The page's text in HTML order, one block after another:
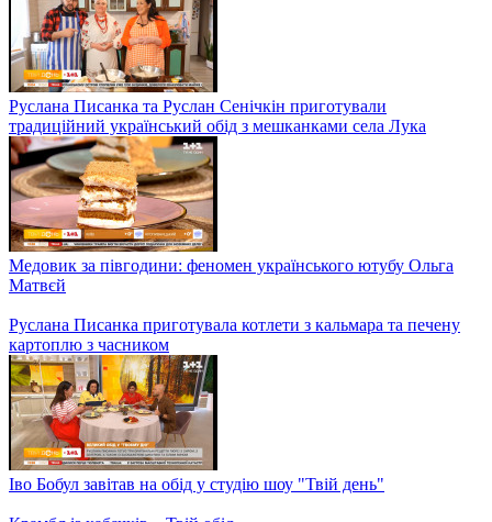
Руслана Писанка та Руслан Сенічкін приготували
традиційний український обід з мешканками села Лука
Медовик за півгодини: феномен українського ютубу Ольга
Матвєй
Руслана Писанка приготувала котлети з кальмара та печену
картоплю з часником